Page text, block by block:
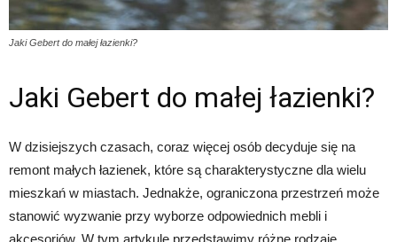
Jaki Gebert do małej łazienki?
Jaki Gebert do małej łazienki?
W dzisiejszych czasach, coraz więcej osób decyduje się na
remont małych łazienek, które są charakterystyczne dla wielu
mieszkań w miastach. Jednakże, ograniczona przestrzeń może
stanowić wyzwanie przy wyborze odpowiednich mebli i